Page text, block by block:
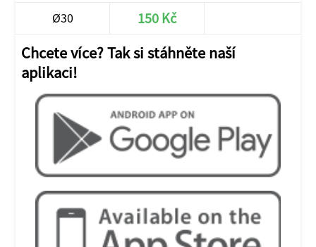
Ø30 150 Kč
Chcete více? Tak si stáhněte naší
aplikaci!